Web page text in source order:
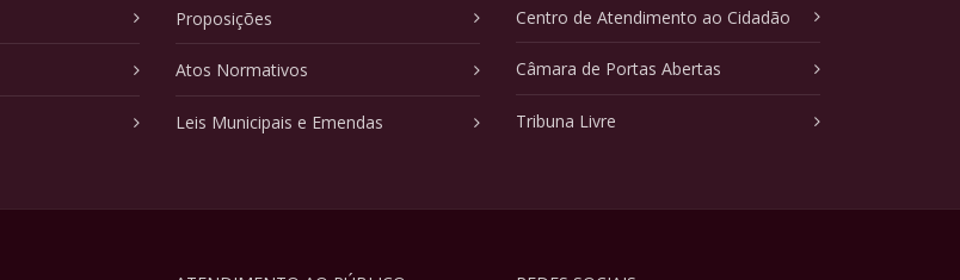
Proposições
Atos Normativos
Leis Municipais e Emendas
Centro de Atendimento ao Cidadão
Câmara de Portas Abertas
Tribuna Livre